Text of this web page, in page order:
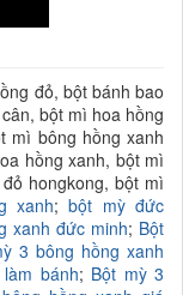
đỏ, bột bánh bao
bột mì hoa hồng
mì bông hồng xanh
hồng xanh, bột mì
hongkong, bột mì
xanh;bột mỳ đức
xanh đức minh; Bột
3 bông hồng xanh
bánh; Bột mỳ 3